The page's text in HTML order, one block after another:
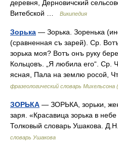
деревня, Дерновичский
Витебской …
Википедия
Зорька — Зорька. Зоренька
(сравненная съ зарей). Ср.
зорька моя? Вотъ онъ руку
Кольцовъ. „Я любила его“. Ср.
ясная, Пала на землю росой,
фразеологический словарь
ЗОРЬКА — ЗОРЬКА, зорьки,
заря. «Красавица зорька в
Толковый словарь Ушакова.
словарь Ушакова